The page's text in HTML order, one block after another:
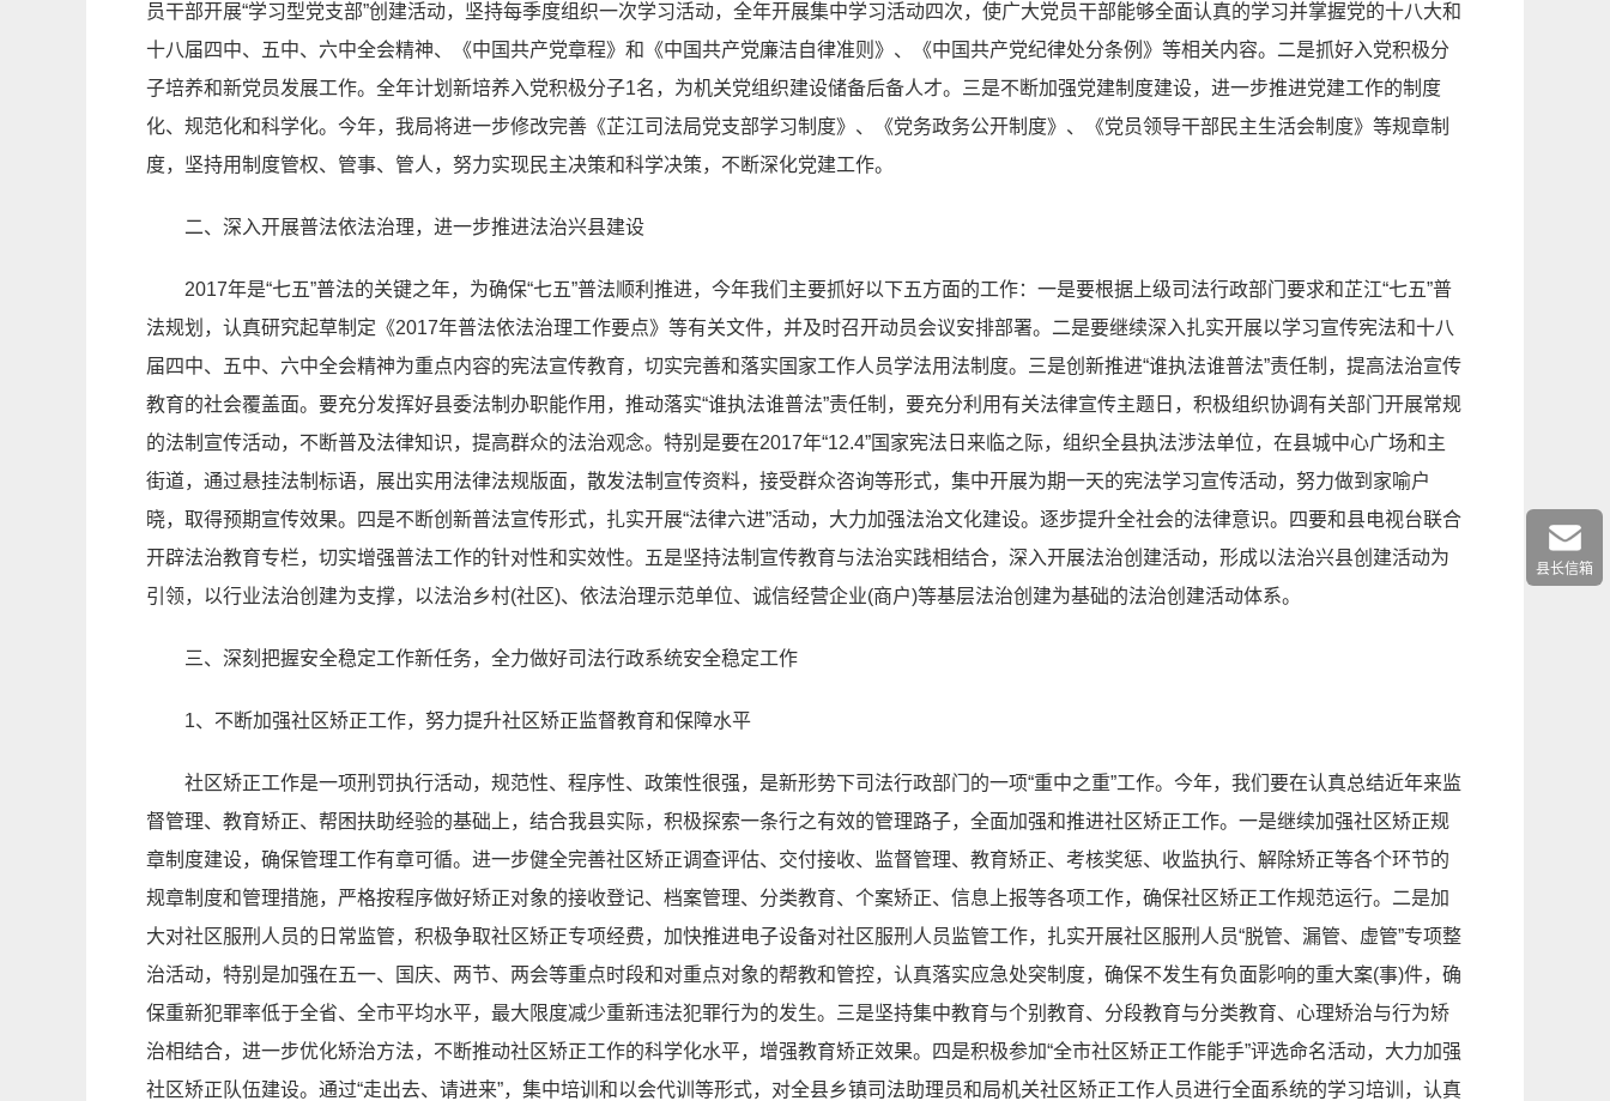
员干部开展“学习型党支部”创建活动，坚持每季度组织一次学习活动，全年开展集中学习活动四次，使广大党员干部能够全面认真的学习并掌握党的十八大和
十八届四中、五中、六中全会精神、《中国共产党章程》和《中国共产党廉洁自律准则》、《中国共产党纪律处分条例》等相关内容。二是抓好入党积极分
子培养和新党员发展工作。全年计划新培养入党积极分子1名，为机关党组织建设储备后备人才。三是不断加强党建制度建设，进一步推进党建工作的制度
化、规范化和科学化。今年，我局将进一步修改完善《芷江司法局党支部学习制度》、《党务政务公开制度》、《党员领导干部民主生活会制度》等规章制
度，坚持用制度管权、管事、管人，努力实现民主决策和科学决策，不断深化党建工作。
二、深入开展普法依法治理，进一步推进法治兴县建设
2017年是“七五”普法的关键之年，为确保“七五”普法顺利推进，今年我们主要抓好以下五方面的工作：一是要根据上级司法行政部门要求和芷江“七五”普
法规划，认真研究起草制定《2017年普法依法治理工作要点》等有关文件，并及时召开动员会议安排部署。二是要继续深入扎实开展以学习宣传宪法和十八
届四中、五中、六中全会精神为重点内容的宪法宣传教育，切实完善和落实国家工作人员学法用法制度。三是创新推进“谁执法谁普法”责任制，提高法治宣传
教育的社会覆盖面。要充分发挥好县委法制办职能作用，推动落实“谁执法谁普法”责任制，要充分利用有关法律宣传主题日，积极组织协调有关部门开展常规
的法制宣传活动，不断普及法律知识，提高群众的法治观念。特别是要在2017年“12.4”国家宪法日来临之际，组织全县执法涉法单位，在县城中心广场和主
街道，通过悬挂法制标语，展出实用法律法规版面，散发法制宣传资料，接受群众咨询等形式，集中开展为期一天的宪法学习宣传活动，努力做到家喻户
晓，取得预期宣传效果。四是不断创新普法宣传形式，扎实开展“法律六进”活动，大力加强法治文化建设。逐步提升全社会的法律意识。四要和县电视台联合
开辟法治教育专栏，切实增强普法工作的针对性和实效性。五是坚持法制宣传教育与法治实践相结合，深入开展法治创建活动，形成以法治兴县创建活动为
引领，以行业法治创建为支撑，以法治乡村(社区)、依法治理示范单位、诚信经营企业(商户)等基层法治创建为基础的法治创建活动体系。
三、深刻把握安全稳定工作新任务，全力做好司法行政系统安全稳定工作
1、不断加强社区矫正工作，努力提升社区矫正监督教育和保障水平
社区矫正工作是一项刑罚执行活动，规范性、程序性、政策性很强，是新形势下司法行政部门的一项“重中之重”工作。今年，我们要在认真总结近年来监
督管理、教育矫正、帮困扶助经验的基础上，结合我县实际，积极探索一条行之有效的管理路子，全面加强和推进社区矫正工作。一是继续加强社区矫正规
章制度建设，确保管理工作有章可循。进一步健全完善社区矫正调查评估、交付接收、监督管理、教育矫正、考核奖惩、收监执行、解除矫正等各个环节的
规章制度和管理措施，严格按程序做好矫正对象的接收登记、档案管理、分类教育、个案矫正、信息上报等各项工作，确保社区矫正工作规范运行。二是加
大对社区服刑人员的日常监管，积极争取社区矫正专项经费，加快推进电子设备对社区服刑人员监管工作，扎实开展社区服刑人员“脱管、漏管、虚管”专项整
治活动，特别是加强在五一、国庆、两节、两会等重点时段和对重点对象的帮教和管控，认真落实应急处突制度，确保不发生有负面影响的重大案(事)件，确
保重新犯罪率低于全省、全市平均水平，最大限度减少重新违法犯罪行为的发生。三是坚持集中教育与个别教育、分段教育与分类教育、心理矫治与行为矫
治相结合，进一步优化矫治方法，不断推动社区矫正工作的科学化水平，增强教育矫正效果。四是积极参加“全市社区矫正工作能手”评选命名活动，大力加强
社区矫正队伍建设。通过“走出去、请进来”，集中培训和以会代训等形式，对全县乡镇司法助理员和局机关社区矫正工作人员进行全面系统的学习培训，认真
县长信箱